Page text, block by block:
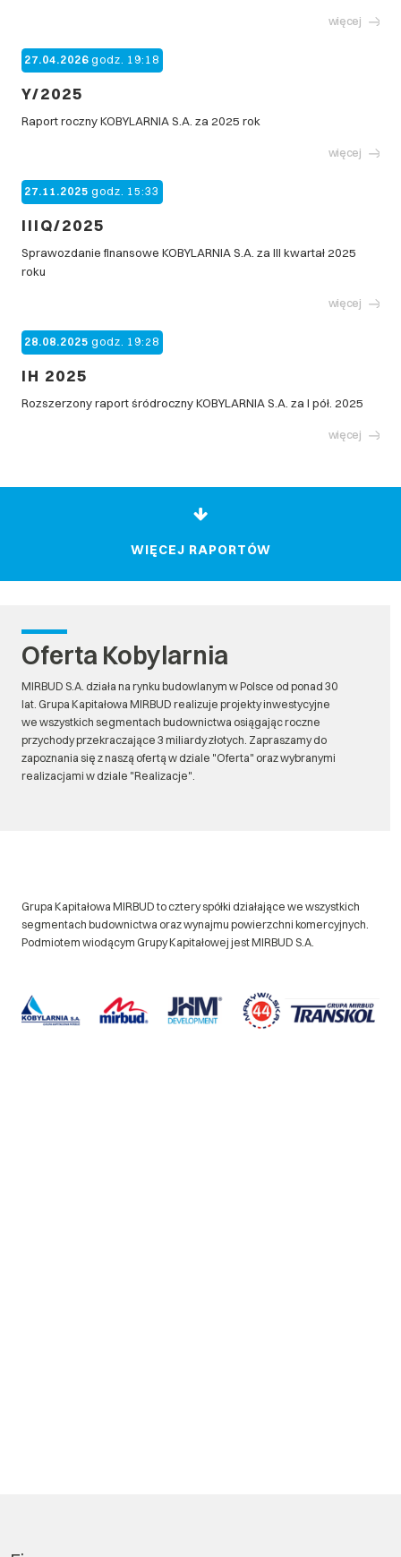
więcej
27.04.2026 godz. 19:18
Y/2025
Raport roczny KOBYLARNIA S.A. za 2025 rok
więcej
27.11.2025 godz. 15:33
IIIQ/2025
Sprawozdanie finansowe KOBYLARNIA S.A. za III kwartał 2025
roku
więcej
28.08.2025 godz. 19:28
IH 2025
Rozszerzony raport śródroczny KOBYLARNIA S.A. za I pół. 2025
więcej
WIĘCEJ RAPORTÓW
Oferta Kobylarnia
MIRBUD S.A. działa na rynku budowlanym w Polsce od ponad 30
lat. Grupa Kapitałowa MIRBUD realizuje projekty inwestycyjne
we wszystkich segmentach budownictwa osiągając roczne
przychody przekraczające 3 miliardy złotych. Zapraszamy do
zapoznania się z naszą ofertą w dziale "Oferta" oraz wybranymi
realizacjami w dziale "Realizacje".
Grupa Kapitałowa MIRBUD to cztery spółki działające we wszystkich
segmentach budownictwa oraz wynajmu powierzchni komercyjnych.
Podmiotem wiodącym Grupy Kapitałowej jest MIRBUD S.A.